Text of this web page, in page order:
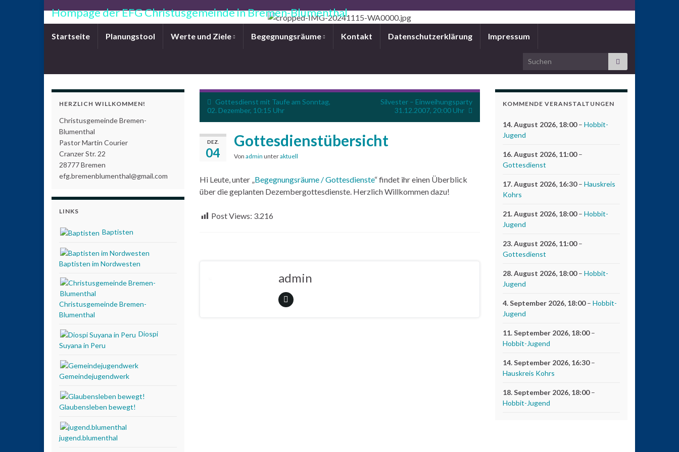
Hompage der EFG Christusgemeinde in Bremen-Blumenthal
Startseite Planungstool Werte und Ziele Begegnungsräume Kontakt Datenschutzerklärung Impressum
Search for:
Gottesdienst mit Taufe am Sonntag,
02. Dezember, 10:15 Uhr
Silvester – Einweihungsparty
31.12.2007, 20:00 Uhr
DEZ.
04
Gottesdienstübersicht
Von admin unteraktuell
Hi Leute, unter „Begegnungsräume / Gottesdienste“ findet ihr einen Überblick
über die geplanten Dezembergottesdienste. Herzlich Willkommen dazu!
Post Views: 3.216
admin
HERZLICH WILLKOMMEN!
Christusgemeinde Bremen-
Blumenthal
Pastor Martin Courier
Cranzer Str. 22
28777 Bremen
efg.bremenblumenthal@gmail.com
LINKS
Baptisten
Baptisten im Nordwesten
Christusgemeinde Bremen-
Blumenthal
Diospi
Suyana in Peru
Gemeindejugendwerk
Glaubensleben bewegt!
jugend.blumenthal
KOMMENDE VERANSTALTUNGEN
14. August 2026, 18:00– Hobbit-
Jugend
16. August 2026, 11:00–
Gottesdienst
17. August 2026, 16:30– Hauskreis
Kohrs
21. August 2026, 18:00– Hobbit-
Jugend
23. August 2026, 11:00–
Gottesdienst
28. August 2026, 18:00– Hobbit-
Jugend
4. September 2026, 18:00– Hobbit-
Jugend
11. September 2026, 18:00–
Hobbit-Jugend
14. September 2026, 16:30–
Hauskreis Kohrs
18. September 2026, 18:00–
Hobbit-Jugend